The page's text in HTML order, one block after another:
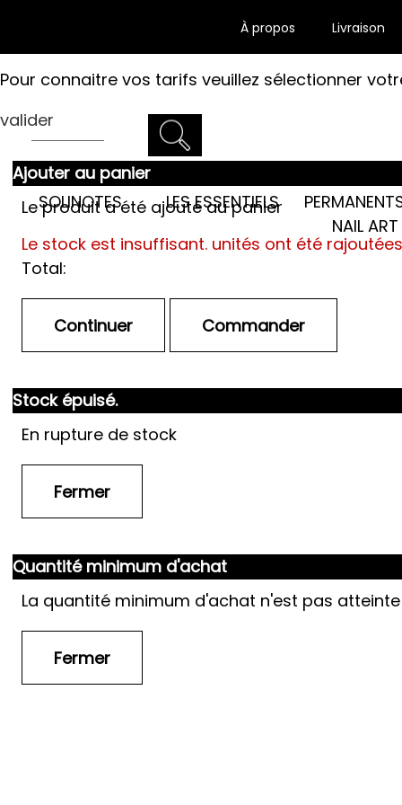
À propos Livraison
Pour connaitre vos tarifs veuillez sélectionner
valider
Ajouter au panier
Le produit a été ajouté au panier
Le stock est insuffisant. unités ont été
Total:
Stock épuisé.
En rupture de stock
Quantité minimum d'achat
La quantité minimum d'achat n'est pas atteinte
SOLINOTES LES ESSENTIELS
NAIL ART